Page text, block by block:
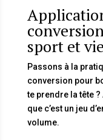
sport et
Passons à la
conversion pour
te prendre la tête ?
que c’est un jeu
volume.